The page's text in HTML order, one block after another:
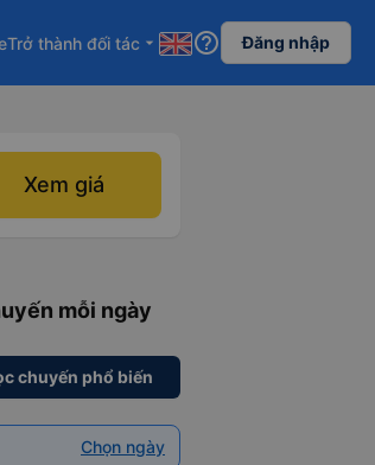
Trở thành đối tác arrow_drop_down help_outline Đăng nhập
Xem giá
mỗi ngày
chuyến phổ biến
Chọn ngày